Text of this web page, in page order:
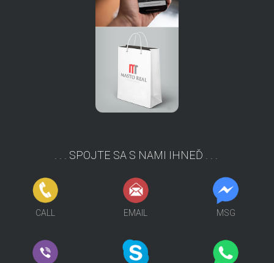
. . . SPOJTE SA S NAMI IHNEĎ . . .
FCB
CALL
SKP
EMAIL
MSG
MSG
VIBER SKP MSG